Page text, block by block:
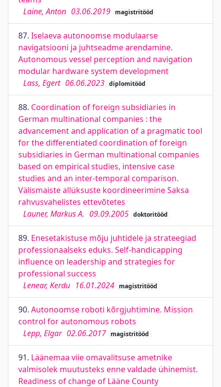
Laine, Anton 03.06.2019 magistritööd
87. Iselaeva autonoomse modulaarse
navigatsiooni ja juhtseadme arendamine.
Autonomous vessel perception and navigation
modular hardware system development
Lass, Egert 06.06.2023 diplomitööd
88. Coordination of foreign subsidiaries in
German multinational companies : the
advancement and application of a pragmatic tool
for the differentiated coordination of foreign
subsidiaries in German multinational companies
based on empirical studies, intensive case
studies and an inter-temporal comparison.
Välismaiste allüksuste koordineerimine Saksa
rahvusvahelistes ettevõtetes
Launer, Markus A. 09.09.2005 doktoritööd
89. Enesetakistuse mõju juhtidele ja strateegiad
professionaalseks eduks. Self-handicapping
influence on leadership and strategies for
professional success
Lenear, Kerdu 16.01.2024 magistritööd
90. Autonoomse roboti kõrgjuhtimine. Mission
control for autonomous robots
Lepp, Elgar 02.06.2017 magistritööd
91. Läänemaa viie omavalitsuse ametnike
valmisolek muutusteks enne valdade ühinemist.
Readiness of change of Lääne County